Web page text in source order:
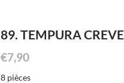
89. TEMPURA
€7,90
8 pièces